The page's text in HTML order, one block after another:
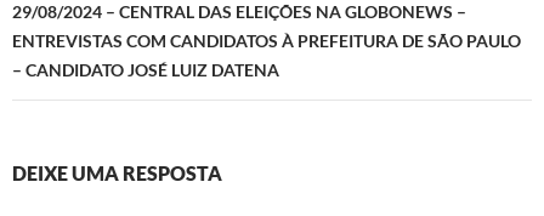
29/08/2024 – CENTRAL DAS ELEIÇÕES NA GLOBONEWS –
ENTREVISTAS COM CANDIDATOS À PREFEITURA DE SÃO PAULO
– CANDIDATO JOSÉ LUIZ DATENA
DEIXE UMA RESPOSTA